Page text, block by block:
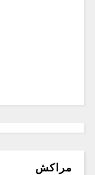
مراكش